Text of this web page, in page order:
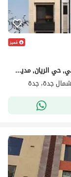
شقة للبيع في شارع القاضي الفاضل عبدالرحيم بن علي, حي الريان, مدينة جدة, منطقة مكة المكرمة
شمال جدة، جدة